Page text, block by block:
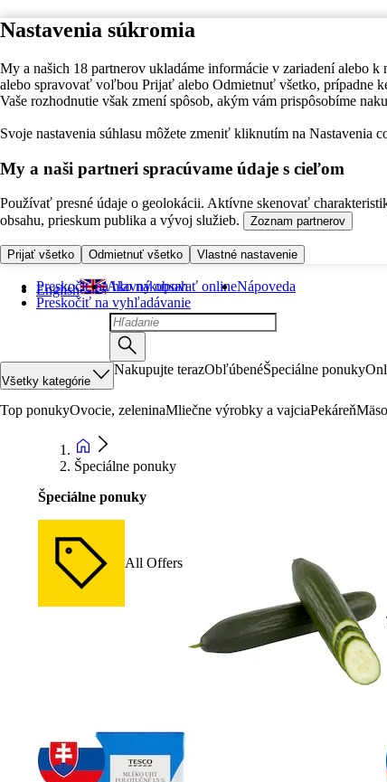
Nastavenia súkromia
My a našich 18 partnerov ukladáme informácie v zariadení alebo
alebo spravovať voľbou Prijať alebo Odmietnuť všetko, prípadne
Vaše rozhodnutie však zmení spôsob, akým vám prispôsobíme
Svoje nastavenia súhlasu môžete zmeniť kliknutím na Nastavenia
My a naši partneri spracúvame údaje s cieľom
Používať presné údaje o geolokácii. Aktívne skenovať
obsahu, prieskum publika a vývoj služieb.
Zoznam partnerov
Prijať všetko Odmietnuť všetko Vlastné nastavenie
Preskočiť na hlavný obsah
Preskočiť na vyhľadávanie
English Ako nakupovať onlineNápoveda
Všetky kategórie
Nakupujte terazObľúbenéŠpeciálne ponuky
Top ponukyOvocie, zeleninaMliečne výrobky a vajciaPekáreň
Špeciálne ponuky
Špeciálne ponuky
All Offers